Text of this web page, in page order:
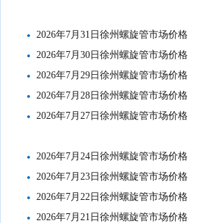
2026年7月31日徐州螺旋管市场价格
2026年7月30日徐州螺旋管市场价格
2026年7月29日徐州螺旋管市场价格
2026年7月28日徐州螺旋管市场价格
2026年7月27日徐州螺旋管市场价格
2026年7月24日徐州螺旋管市场价格
2026年7月23日徐州螺旋管市场价格
2026年7月22日徐州螺旋管市场价格
2026年7月21日徐州螺旋管市场价格